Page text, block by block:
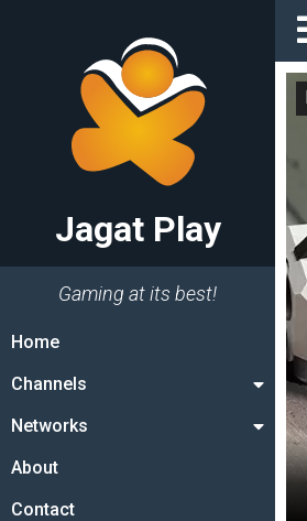
Jagat Play
Gaming at its best!
Home
Channels
Networks
About
Contact